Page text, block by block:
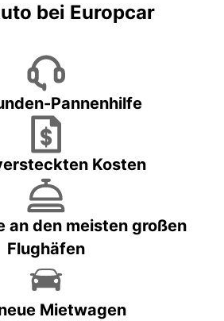
bei Europcar
Pannenhilfe
Kosten
an den meisten großen
Flughäfen
Mietwagen